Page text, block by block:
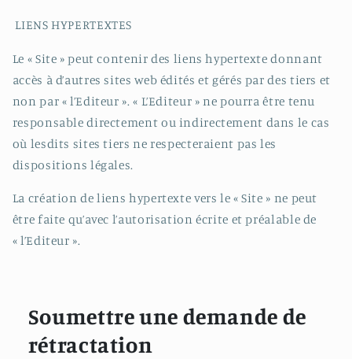
LIENS HYPERTEXTES
Le « Site » peut contenir des liens hypertexte donnant
accès à d’autres sites web édités et gérés par des tiers et
non par « l’Editeur ». « L’Editeur » ne pourra être tenu
responsable directement ou indirectement dans le cas
où lesdits sites tiers ne respecteraient pas les
dispositions légales.
La création de liens hypertexte vers le « Site » ne peut
être faite qu’avec l’autorisation écrite et préalable de
« l’Editeur ».
Soumettre une demande de
rétractation